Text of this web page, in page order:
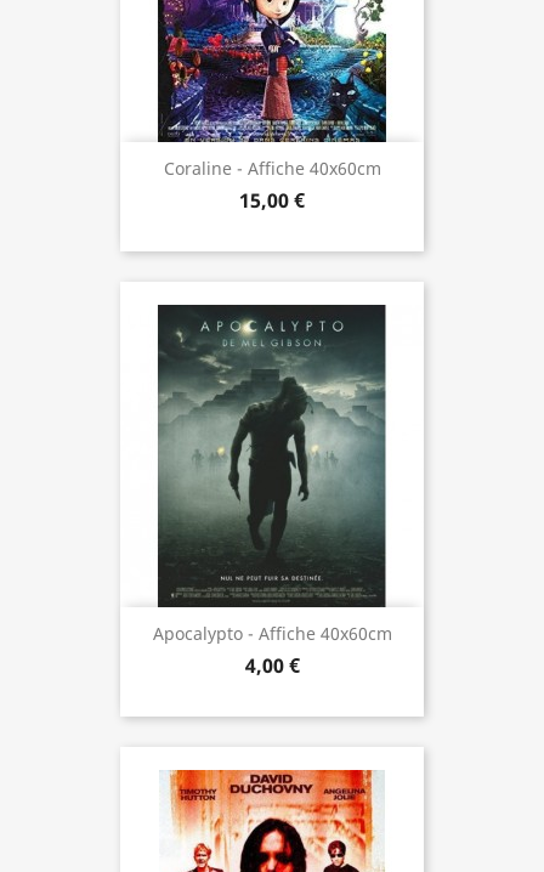
Coraline - Affiche 40x60cm
15,00 €
Apocalypto - Affiche 40x60cm
4,00 €